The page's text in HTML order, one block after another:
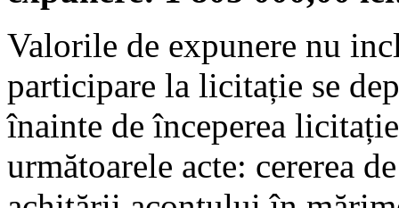
Valorile de expunere nu
participare la licitație se
înainte de începerea
următoarele acte: cererea